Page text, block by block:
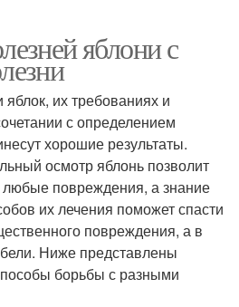
яблони с
их требованиях и
с определением
хорошие результаты.
осмотр яблонь позволит
любые повреждения, а знание
их лечения поможет спасти
повреждения, а в
Ниже представлены
борьбы с разными